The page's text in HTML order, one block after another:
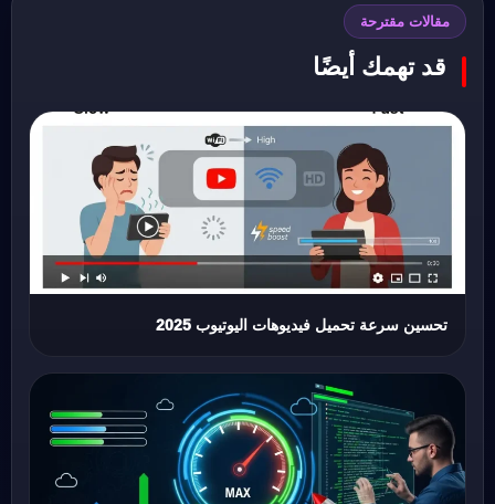
مقالات مقترحة
قد تهمك أيضًا
تحسين سرعة تحميل فيديوهات اليوتيوب 2025